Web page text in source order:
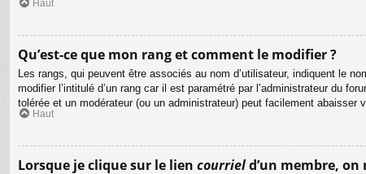
Haut
Qu’est-ce que mon rang et comment le modifier ?
Les rangs, qui peuvent être associés au nom d’utilisateur, indiquent le
modifier l’intitulé d’un rang car il est paramétré par l’administrateur du
tolérée et un modérateur (ou un administrateur) peut facilement abaisser
Haut
Lorsque je clique sur le lien courrield’un membre, on